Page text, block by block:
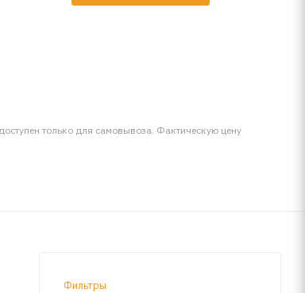
только для самовывоза. Фактическую цену
Фильтры